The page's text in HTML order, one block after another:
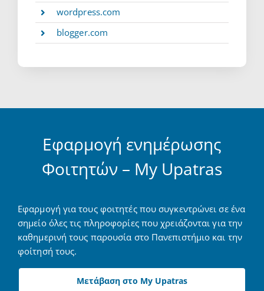
wordpress.com
blogger.com
Εφαρμογή ενημέρωσης
Φοιτητών – My Upatras
Εφαρμογή για τους φοιτητές που συγκεντρώνει σε ένα
σημείο όλες τις πληροφορίες που χρειάζονται για την
καθημερινή τους παρουσία στο Πανεπιστήμιο και την
φοίτησή τους.
Μετάβαση στο My Upatras